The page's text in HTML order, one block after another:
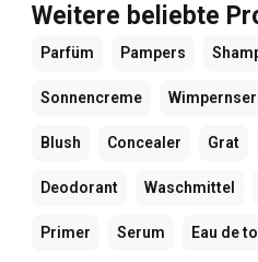
Weitere beliebte
Parfüm Pampers
Sonnencreme
Blush Concealer Grat
Deodorant Waschmittel
Primer Serum Eau de